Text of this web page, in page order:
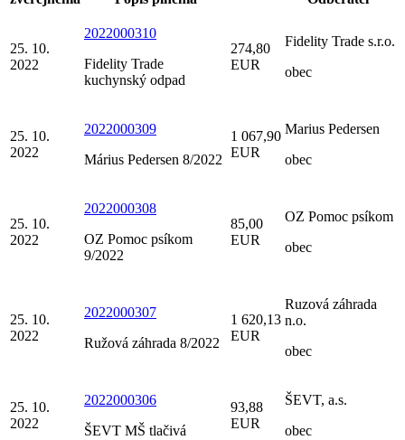
25. 10.
2022
2022000310
Fidelity Trade
kuchynský odpad
274,80
EUR
Fidelity Trade s.r.o.
obec
25. 10.
2022
2022000309
Márius Pedersen 8/2022
1 067,90
EUR
Marius Pedersen
obec
25. 10.
2022
2022000308
OZ Pomoc psíkom
9/2022
85,00
EUR
OZ Pomoc psíkom
obec
25. 10.
2022
2022000307
Ružová záhrada 8/2022
1 620,13
EUR
Ruzová záhrada
n.o.
obec
25. 10.
2022
2022000306
ŠEVT MŠ tlačivá
93,88
EUR
ŠEVT, a.s.
obec